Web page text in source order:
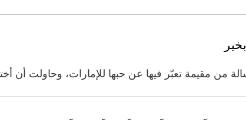
من مقيمة تعبّر فيها عن حبها للإمارات، وحاولت أن